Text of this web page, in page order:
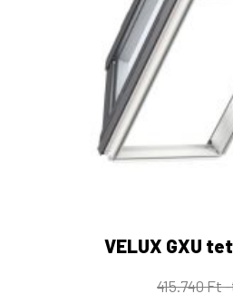
VELUX GXU
415.740 Ft